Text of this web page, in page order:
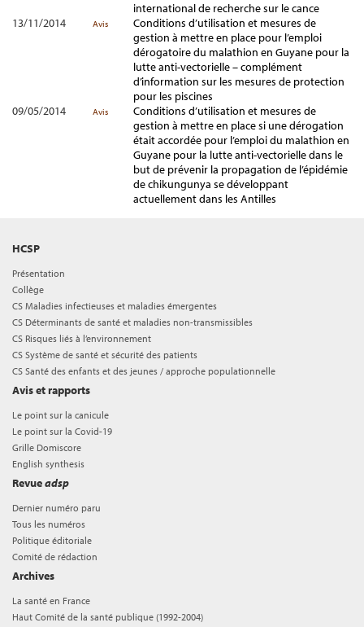
international de recherche sur le cance
13/11/2014
Avis
Conditions d’utilisation et mesures de
gestion à mettre en place pour l’emploi
dérogatoire du malathion en Guyane pour la
lutte anti-vectorielle – complément
d’information sur les mesures de protection
pour les piscines
09/05/2014
Avis
Conditions d’utilisation et mesures de
gestion à mettre en place si une dérogation
était accordée pour l’emploi du malathion en
Guyane pour la lutte anti-vectorielle dans le
but de prévenir la propagation de l’épidémie
de chikungunya se développant
actuellement dans les Antilles
HCSP
Présentation
Collège
CS Maladies infectieuses et maladies émergentes
CS Déterminants de santé et maladies non-transmissibles
CS Risques liés à l’environnement
CS Système de santé et sécurité des patients
CS Santé des enfants et des jeunes / approche populationnelle
Avis et rapports
Le point sur la canicule
Le point sur la Covid-19
Grille Domiscore
English synthesis
Revueadsp
Dernier numéro paru
Tous les numéros
Politique éditoriale
Comité de rédaction
Archives
La santé en France
Haut Comité de la santé publique (1992-2004)